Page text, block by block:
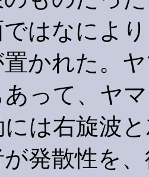
ではなによ
かれた。
あって、ヤ
は右旋波
発散性を